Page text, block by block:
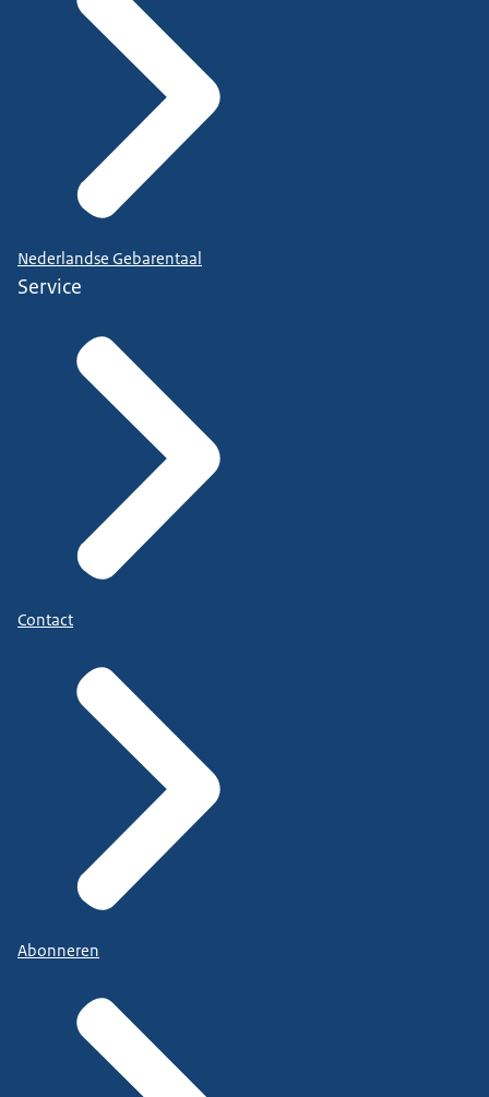
Nederlandse Gebarentaal
Service
Contact
Abonneren